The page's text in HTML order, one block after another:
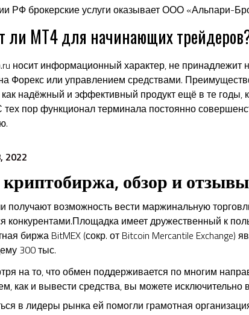
РФ брокерские услуги оказывает ООО «Альпари-
ли MT4 для начинающих
носит информационный характер, не принадлежит
Форекс или управлением средствами.
надёжный и эффективный продукт ещё в те годы,
тех пор функционал терминала постоянно
2022
криптобиржа, обзор и
получают возможность вести маржинальную
конкурентами.Площадка имеет дружественный к
биржа BitMEX (сокр. от Bitcoin Mercantile
300 тыс.
на то, что обмен поддерживается по многим
как и вывести средства, вы можете исключительно
в лидеры рынка ей помогли грамотная